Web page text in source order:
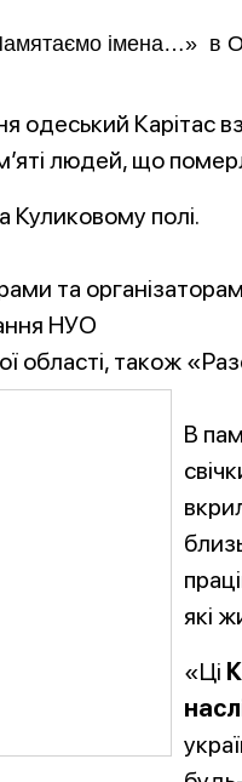
імена…» в
одеський Карітас
людей, що
Куликовому полі.
та
НУО
області, також
В
які
«Ці